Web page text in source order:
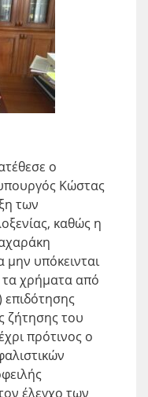
ο
Κώστας
των
καθώς η
υπόκεινται
χρήματα από
ζήτησης του
πρότινος ο
έλεγχο των